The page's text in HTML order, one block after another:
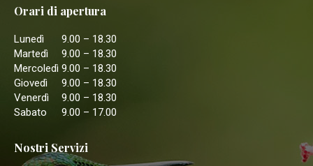
Orari di apertura
Lunedì
9.00 – 18.30
Martedì
9.00 – 18.30
Mercoledì 9.00 – 18.30
Giovedì
9.00 – 18.30
Venerdì
9.00 – 18.30
Sabato
9.00 – 17.00
Nostri Servizi